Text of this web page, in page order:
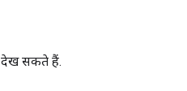
देख सकते हैं.